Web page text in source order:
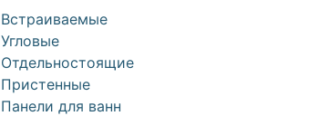
Встраиваемые
Угловые
Отдельностоящие
Пристенные
Панели для ванн